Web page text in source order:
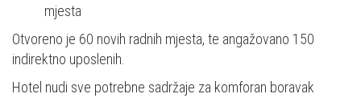
mjesta
Otvoreno je 60 novih radnih mjesta, te angažovano 150
indirektno uposlenih.
Hotel nudi sve potrebne sadržaje za komforan boravak